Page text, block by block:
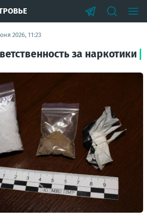
2026, 11:23
за наркотики